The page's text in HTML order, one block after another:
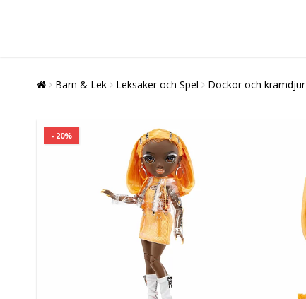
Barn & Lek Leksaker och Spel Dockor och kramdjur
- 20%